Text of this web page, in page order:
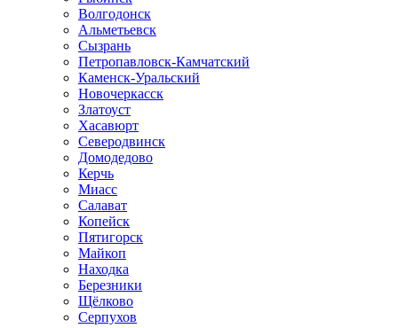
Волгодонск
Альметьевск
Сызрань
Петропавловск-Камчатский
Каменск-Уральский
Новочеркасск
Златоуст
Хасавюрт
Северодвинск
Домодедово
Керчь
Миасс
Салават
Копейск
Пятигорск
Майкоп
Находка
Березники
Щёлково
Серпухов